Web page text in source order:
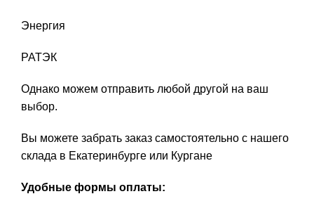
Энергия
РАТЭК
Однако можем отправить любой другой на ваш
выбор.
Вы можете забрать заказ самостоятельно с нашего
склада в Екатеринбурге или Кургане
Удобные формы оплаты: